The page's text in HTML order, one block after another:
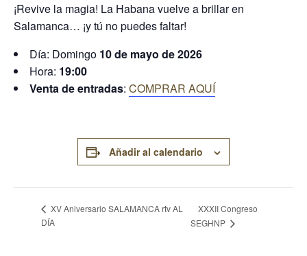
¡Revive la magia! La Habana vuelve a brillar en
Salamanca… ¡y tú no puedes faltar!
Día: Domingo 10 de mayo de 2026
Hora: 19:00
Venta de entradas: COMPRAR AQUÍ
Añadir al calendario
XV Aniversario SALAMANCA rtv AL
DÍA
XXXII Congreso
SEGHNP